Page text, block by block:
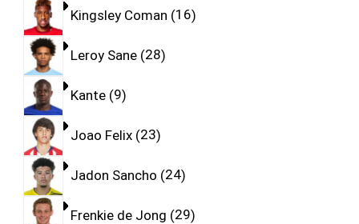
Kingsley Coman 16
Leroy Sane 28
Kante 9
Joao Felix 23
Jadon Sancho 24
Frenkie de Jong 29